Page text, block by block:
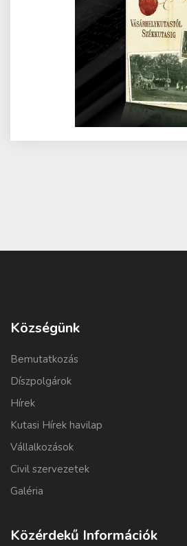
Községünk
Bemutatkozás
Díszpolgárok
Hírek
Kutasi Hírek havilap
Vállalkozások
Civil szervezetek
Galéria
Közérdekű Információk